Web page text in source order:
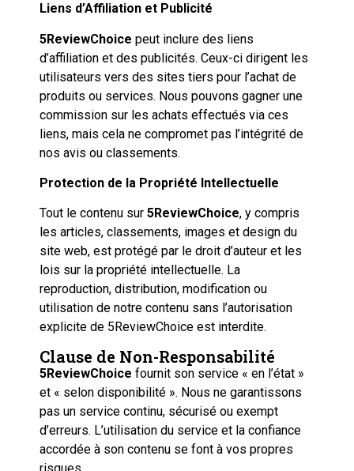
Liens d’Affiliation et Publicité
5ReviewChoice peut inclure des liens
d’affiliation et des publicités. Ceux-ci dirigent les
utilisateurs vers des sites tiers pour l’achat de
produits ou services. Nous pouvons gagner une
commission sur les achats effectués via ces
liens, mais cela ne compromet pas l’intégrité de
nos avis ou classements.
Protection de la Propriété Intellectuelle
Tout le contenu sur 5ReviewChoice, y compris
les articles, classements, images et design du
site web, est protégé par le droit d’auteur et les
lois sur la propriété intellectuelle. La
reproduction, distribution, modification ou
utilisation de notre contenu sans l’autorisation
explicite de 5ReviewChoice est interdite.
Clause de Non-Responsabilité
5ReviewChoice fournit son service « en l’état »
et « selon disponibilité ». Nous ne garantissons
pas un service continu, sécurisé ou exempt
d’erreurs. L’utilisation du service et la confiance
accordée à son contenu se font à vos propres